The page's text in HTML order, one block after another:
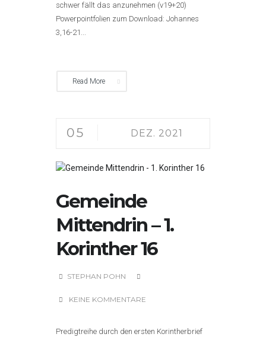
schwer fällt das anzunehmen (v19+20)
Powerpointfolien zum Download: Johannes
3,16-21...
Read More
05 DEZ. 2021
Gemeinde
Mittendrin – 1.
Korinther 16
STEPHAN POHN
KEINE KOMMENTARE
Predigtreihe durch den ersten Korintherbrief